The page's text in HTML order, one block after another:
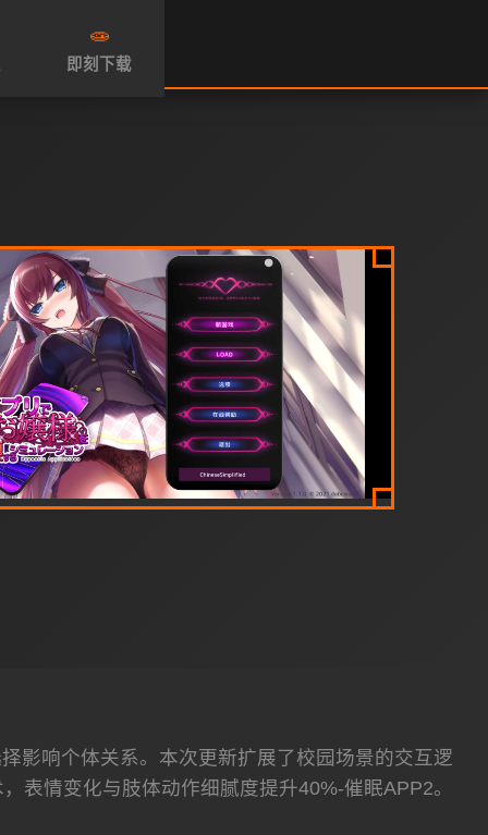
🧫
即刻下载
影响个体关系。本次更新扩展了校园场景的交互逻
表情变化与肢体动作细腻度提升40%-催眠APP2。